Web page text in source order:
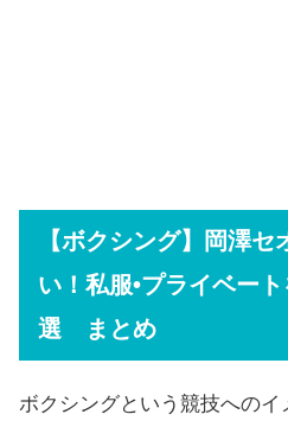
【ボクシング】岡澤
い！私服•プライベー
選 まとめ
ボクシングという競技への